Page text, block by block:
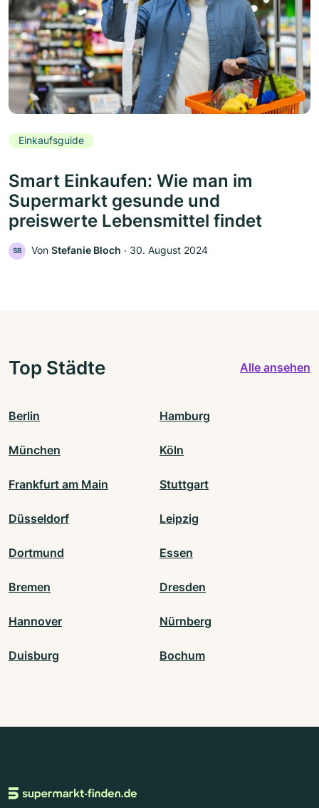
Einkaufsguide
Smart Einkaufen: Wie man im
Supermarkt gesunde und
preiswerte Lebensmittel findet
SB Von Stefanie Bloch ‧ 30. August 2024
Top Städte Alle ansehen
Berlin Hamburg
München Köln
Frankfurt am Main Stuttgart
Düsseldorf Leipzig
Dortmund Essen
Bremen Dresden
Hannover Nürnberg
Duisburg Bochum